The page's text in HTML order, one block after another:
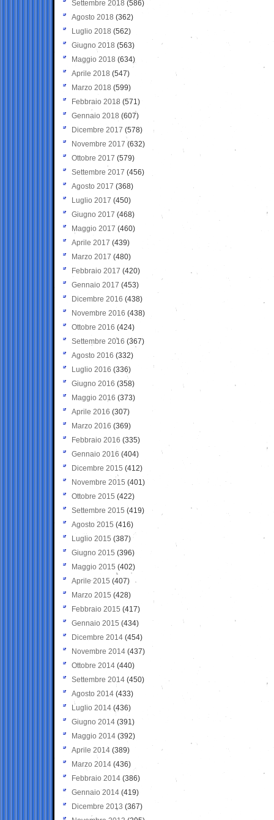
Settembre 2018 (586)
Agosto 2018 (362)
Luglio 2018 (562)
Giugno 2018 (563)
Maggio 2018 (634)
Aprile 2018 (547)
Marzo 2018 (599)
Febbraio 2018 (571)
Gennaio 2018 (607)
Dicembre 2017 (578)
Novembre 2017 (632)
Ottobre 2017 (579)
Settembre 2017 (456)
Agosto 2017 (368)
Luglio 2017 (450)
Giugno 2017 (468)
Maggio 2017 (460)
Aprile 2017 (439)
Marzo 2017 (480)
Febbraio 2017 (420)
Gennaio 2017 (453)
Dicembre 2016 (438)
Novembre 2016 (438)
Ottobre 2016 (424)
Settembre 2016 (367)
Agosto 2016 (332)
Luglio 2016 (336)
Giugno 2016 (358)
Maggio 2016 (373)
Aprile 2016 (307)
Marzo 2016 (369)
Febbraio 2016 (335)
Gennaio 2016 (404)
Dicembre 2015 (412)
Novembre 2015 (401)
Ottobre 2015 (422)
Settembre 2015 (419)
Agosto 2015 (416)
Luglio 2015 (387)
Giugno 2015 (396)
Maggio 2015 (402)
Aprile 2015 (407)
Marzo 2015 (428)
Febbraio 2015 (417)
Gennaio 2015 (434)
Dicembre 2014 (454)
Novembre 2014 (437)
Ottobre 2014 (440)
Settembre 2014 (450)
Agosto 2014 (433)
Luglio 2014 (436)
Giugno 2014 (391)
Maggio 2014 (392)
Aprile 2014 (389)
Marzo 2014 (436)
Febbraio 2014 (386)
Gennaio 2014 (419)
Dicembre 2013 (367)